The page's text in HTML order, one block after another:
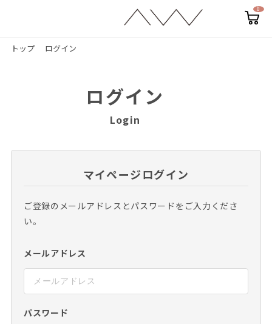
カ
0
トップ ログイン
ログイン
Login
マイページログイン
ご登録のメールアドレスとパスワードをご入力くださ
い。
メールアドレス
パスワード